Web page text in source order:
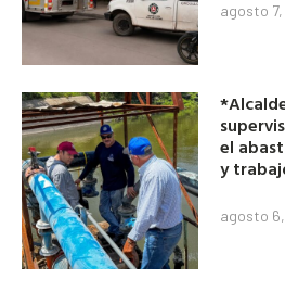
agosto
el
y
agosto